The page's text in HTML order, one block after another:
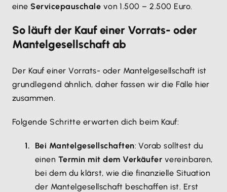
eineServicepauschale von 1.500 – 2.500 Euro.
So läuft der Kauf einer Vorrats- oder
Mantelgesellschaft ab
Der Kauf einer Vorrats- oder Mantelgesellschaft ist
grundlegend ähnlich, daher fassen wir die Fälle hier
zusammen.
Folgende Schritte erwarten dich beim Kauf:
Bei Mantelgesellschaften: Vorab solltest du
einen Termin mit dem Verkäufer vereinbaren,
bei dem du klärst, wie die finanzielle Situation
der Mantelgesellschaft beschaffen ist. Erst